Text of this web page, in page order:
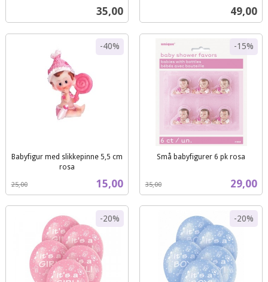
Pris
35,00 Pris
49,00
Babyfigur med slikkepinne 5,5 cm
rosa
Tilbud
15,00
25,00
-40%
mva.
Små babyfigurer 6 pk rosa
Tilbud
29,00
35,00
-15%
-20% -20%